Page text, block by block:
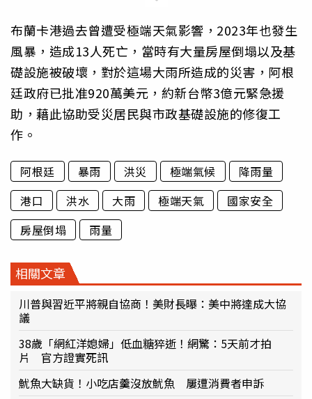
布蘭卡港過去曾遭受極端天氣影響，2023年也發生
風暴，造成13人死亡，當時有大量房屋倒塌以及基
礎設施被破壞，對於這場大雨所造成的災害，阿根
廷政府已批准920萬美元，約新台幣3億元緊急援
助，藉此協助受災居民與市政基礎設施的修復工
作。
阿根廷 暴雨 洪災 極端氣候
降雨量
港口
洪水 大雨 極端天氣
國家安全
房屋倒塌
雨量
相關文章
川普與習近平將親自協商！美財長曝：美中將達成大協
議
38歲「網紅洋媳婦」低血糖猝逝！網驚：5天前才拍
片 官方證實死訊
魷魚大缺貨！小吃店羹沒放魷魚 屢遭消費者申訴